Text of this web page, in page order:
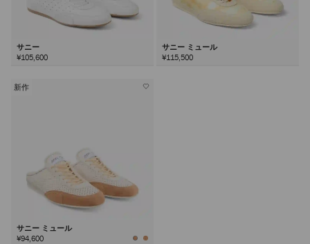
サニー
¥105,600
サニー ミュール
¥115,500
新作
サニー ミュール
¥94,600